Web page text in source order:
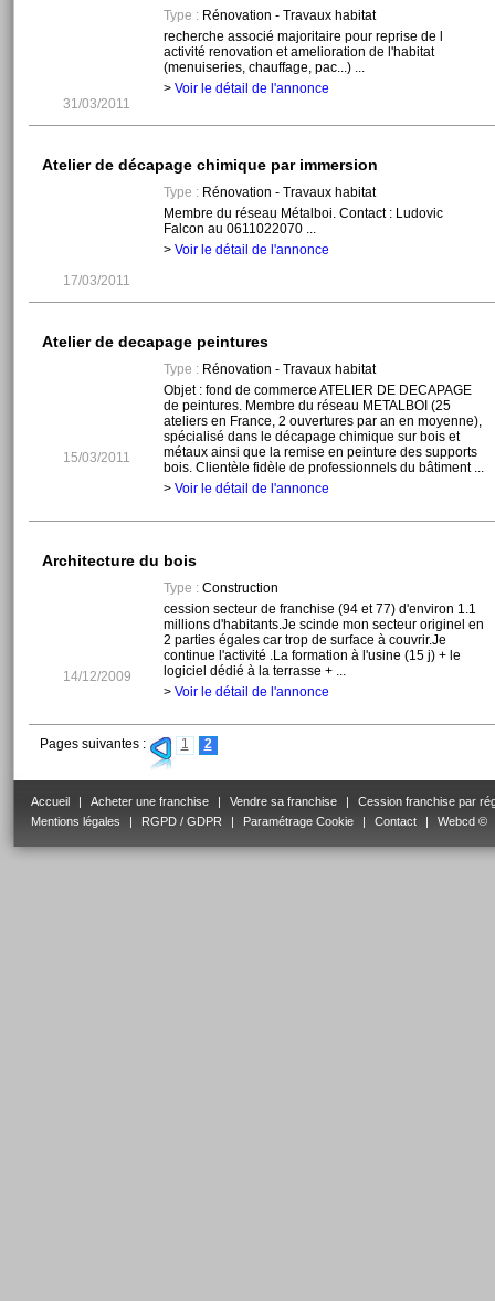
31/03/2011
Type :Rénovation - Travaux habitat
recherche associé majoritaire pour reprise de l
activité renovation et amelioration de l'habitat
(menuiseries, chauffage, pac...) ...
> Voir le détail de l'annonce
Atelier de décapage chimique par immersion
17/03/2011
Type :Rénovation - Travaux habitat
Membre du réseau Métalboi. Contact : Ludovic
Falcon au 0611022070 ...
> Voir le détail de l'annonce
Atelier de decapage peintures
15/03/2011
Type :Rénovation - Travaux habitat
Objet : fond de commerce ATELIER DE DECAPAGE
de peintures. Membre du réseau METALBOI (25
ateliers en France, 2 ouvertures par an en moyenne),
spécialisé dans le décapage chimique sur bois et
métaux ainsi que la remise en peinture des supports
bois. Clientèle fidèle de professionnels du bâtiment ...
> Voir le détail de l'annonce
Architecture du bois
14/12/2009
Type :Construction
cession secteur de franchise (94 et 77) d'environ 1.1
millions d'habitants.Je scinde mon secteur originel en
2 parties égales car trop de surface à couvrir.Je
continue l'activité .La formation à l'usine (15 j) + le
logiciel dédié à la terrasse + ...
> Voir le détail de l'annonce
Pages suivantes : 1 2
Accueil Acheter une franchise Vendre sa franchise
Cession franchise par
Mentions légales
RGPD / GDPR Paramétrage Cookie Contact Webcd ©